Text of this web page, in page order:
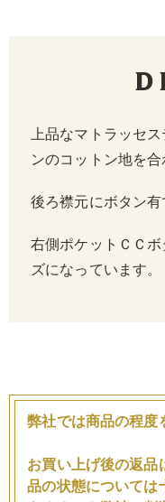
上品なマトラッセ
ンのコットン地を
後ろ襟元にボタン有
右側ポケットＣＣボ
ズになっています。
弊社では商品の程度
お買い上げ後の返品
品の状態については